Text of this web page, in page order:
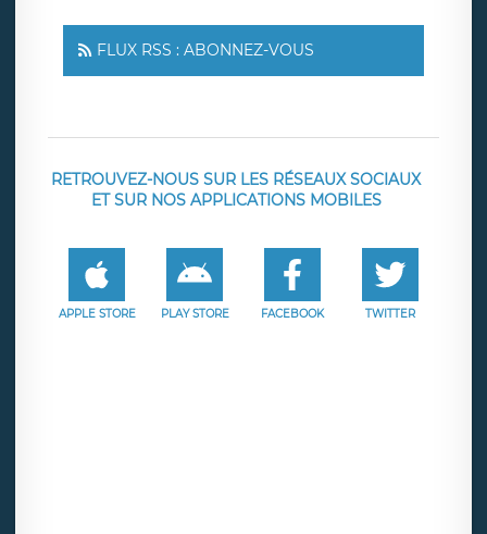
FLUX RSS : ABONNEZ-VOUS
RETROUVEZ-NOUS SUR LES RÉSEAUX SOCIAUX
ET SUR NOS APPLICATIONS MOBILES
APPLE STORE PLAY STORE FACEBOOK TWITTER